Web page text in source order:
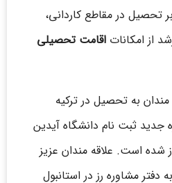
تحصیل در مقاطع کاردانی،
از امکانات اقامت تحصیلی
مندان به تحصیل در ترکیه
جدید ثبت نام دانشگاه آیدین
در سال ۲۰۱۸ آغاز شده است. علاقه مندان عزیز
دفتر مشاوره رز در استانبول